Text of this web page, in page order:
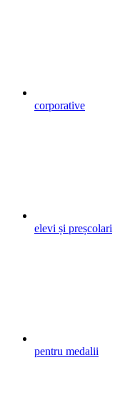
corporative
elevi și preșcolari
pentru medalii